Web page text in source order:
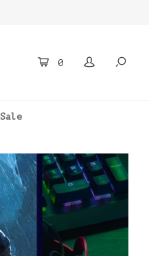
0
Sale